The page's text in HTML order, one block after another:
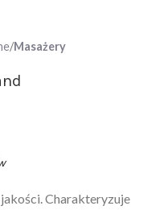
Masażery
Charakteryzuje